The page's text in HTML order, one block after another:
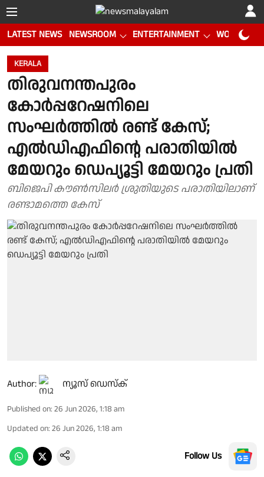
LATEST NEWS NEWSROOM ENTERTAINMENT WORLD CUP
KERALA
തിരുവനന്തപുരം
കോർപ്പറേഷനിലെ
സംഘർത്തിൽ രണ്ട് കേസ്;
എൽഡിഎഫിന്റെ പരാതിയിൽ
മേയറും ഡെപ്യൂട്ടി മേയറും പ്രതി
ബിജെപി കൗൺസിലർ ശ്രുതിയുടെ പരാതിയിലാണ്
രണ്ടാമത്തെ കേസ്
Author: ന്യൂസ് ഡെസ്ക്
Published on: 26 Jun 2026, 1:18 am
Updated on: 26 Jun 2026, 1:18 am
Follow Us